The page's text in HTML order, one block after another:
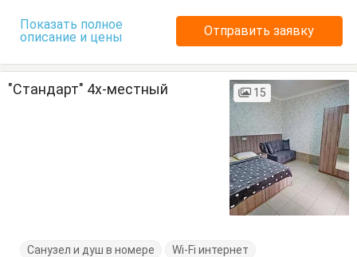
Показать полное
описание и цены
Отправить заявку
"Стандарт" 4х-местный 15
Санузел и душ в номере
Wi-Fi интернет